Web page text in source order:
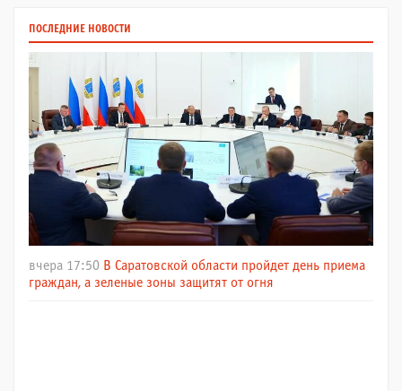
ПОСЛЕДНИЕ НОВОСТИ
вчера 17:50 В Саратовской области пройдет день приема
граждан, а зеленые зоны защитят от огня